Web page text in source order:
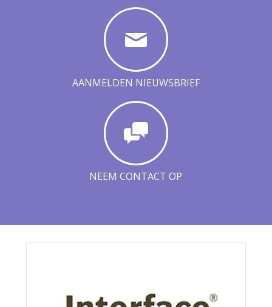
AANMELDEN NIEUWSBRIEF
NEEM CONTACT OP